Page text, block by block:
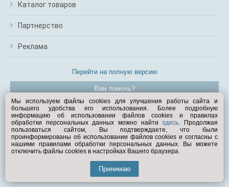
Каталог товаров
Партнерство
Реклама
Перейти на полную версию
Вам помочь?
© Exist.ru 1998—2026
Мы используем файлы cookies для улучшения работы сайта и
большего удобства его использования. Более подробную
информацию об использовании файлов cookies и правилах
обработки персональных данных можно найтиздесь. Продолжая
пользоваться сайтом, Вы подтверждаете, что были
проинформированы об использовании файлов cookies и согласны с
нашими правилами обработки персональных данных. Вы можете
отключить файлы cookies в настройках Вашего браузера.
Принимаю